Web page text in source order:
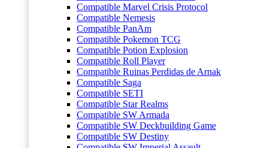
Compatible Marvel Crisis Protocol
Compatible Nemesis
Compatible PanAm
Compatible Pokemon TCG
Compatible Potion Explosion
Compatible Roll Player
Compatible Ruinas Perdidas de Arnak
Compatible Saga
Compatible SETI
Compatible Star Realms
Compatible SW Armada
Compatible SW Deckbuilding Game
Compatible SW Destiny